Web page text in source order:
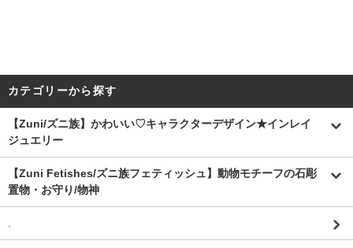
カテゴリーから探す
【Zuni/ズニ族】かわいい♡キャラクターデザイン★インレイ
ジュエリー
【Zuni Fetishes/ズニ族フェティッシュ】動物モチーフの石彫
置物・お守り/物神